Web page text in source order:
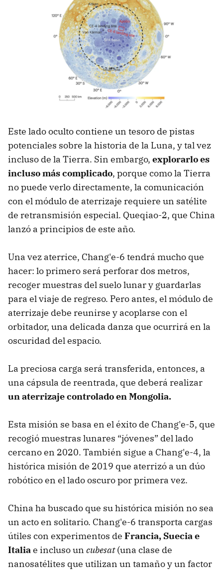
Este lado oculto contiene un tesoro de pistas
potenciales sobre la historia de la Luna, y tal vez
incluso de la Tierra. Sin embargo, explorarlo es
incluso más complicado, porque como la Tierra
no puede verlo directamente, la comunicación
con el módulo de aterrizaje requiere un satélite
de retransmisión especial. Queqiao-2, que China
lanzó a principios de este año.
Una vez aterrice, Chang'e-6 tendrá mucho que
hacer: lo primero será perforar dos metros,
recoger muestras del suelo lunar y guardarlas
para el viaje de regreso. Pero antes, el módulo de
aterrizaje debe reunirse y acoplarse con el
orbitador, una delicada danza que ocurrirá en la
oscuridad del espacio.
La preciosa carga será transferida, entonces, a
una cápsula de reentrada, que deberá realizar
un aterrizaje controlado en Mongolia.
Esta misión se basa en el éxito de Chang'e-5, que
recogió muestras lunares “jóvenes” del lado
cercano en 2020. También sigue a Chang'e-4, la
histórica misión de 2019 que aterrizó a un dúo
robótico en el lado oscuro por primera vez.
China ha buscado que su histórica misión no sea
un acto en solitario. Chang'e-6 transporta cargas
útiles con experimentos de Francia, Suecia e
Italiae incluso un cubesat(una clase de
nanosatélites que utilizan un tamaño y un factor